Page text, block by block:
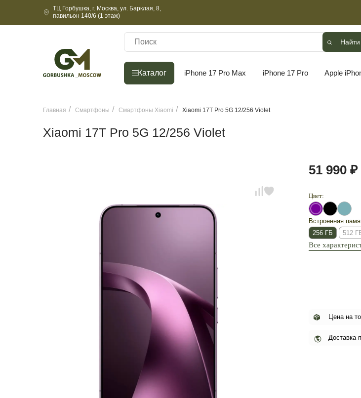
ТЦ Горбушка, г. Москва, ул. Барклая, 8,
павильон 140/6 (1 этаж)
Найти
Каталог iPhone 17 Pro Max iPhone 17 Pro Apple
Главная Смартфоны Смартфоны Xiaomi Xiaomi 17T Pro 5G 12/256 Violet
Xiaomi 17T Pro 5G 12/256 Violet
51 990 ₽
Цвет:
Встроенная
256 ГБ
512
Все
Цена на
Доставка